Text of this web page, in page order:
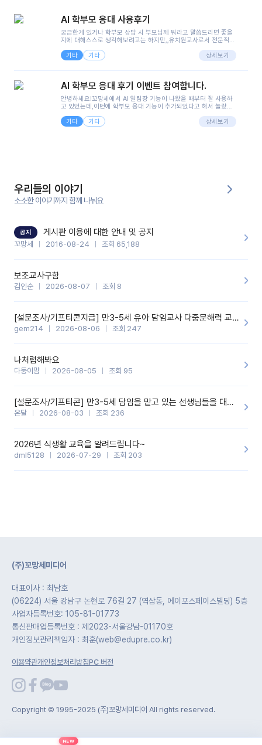
AI 학부모 응대 사용후기
궁금한게 있거나 학부모 상담 시 부모님께 뭐라고 말씀드리면 좋을
지에 대해스스로 생각해보려고는 하지만,,유치원교사로서 전문적인
려니 어려울때가...^^(저만 그런거 아니죠 ㅜㅜ)꼬망봇의 장점은 지
피티나 제미나이는 몇세이고 여자인지 남자인지 등그래도 좀 기본
정보를 제공하면서 물어봐야할 때가 있어그때마다 정보를 입력하는
으셔서 고민이 됐는데ai 학부모 응대를 써볼 수 있어서 좋았어요!앞
면..)그리고 제가 신입 때 이게 있었더라면 ㅜㅜㅜㅜ?응대 팁이 정말
좋은거 같아요지금은 그래도 아이들이 잘 이해 되지만초임 때는 정
말 어려워서 항상다른 선생님들께 도움을 요청했었거든요..ㅠ*일지
쓸 때도 좀 도움이 되는 거 같아요!
기타 기타 상세보기
AI 학부모 응대 후기 이벤트 참여합니다.
안녕하세요!꼬망세에서 AI 알림장 기능이 나왔을 때부터 잘 사용하
고 있었는데,이번에 학부모 응대 기능이 추가되었다고 해서 놀랐습
님 응대에 더 많은 부담을 느끼고 있습니다 ㅠㅠ이번에 제가 원에서
겪은 일과 학부모님께 전달드렸던 내용을 함께 보시고,저와 비슷한
을 많이 하는데,꼬망봇 덕분에 고민하는 시간을 줄이고 학부모님을
안심시킬 수 있었습니다.이 부분은 꼬망봇이 추가로 알려준 응대 tip
입니다.학부모님께 전화를 드리기 전에, 내용을 숙지하여 좀 더 전문
성 있는 교사가 되어 대화를 나눌 수 있었습니다.꼬망세 AI학부모 응
기능을 개발해 주셔서 감사합니다.
기타 기타 상세보기
우리들의 이야기
소소한 이야기까지 함께 나눠요
공지 게시판 이용에 대한 안내 및 공지
꼬망세 2016-08-24 조회 65,188
보조교사구함
김인순 2026-08-07 조회 8
[설문조사/기프티콘지급] 만3-5세 유아 담임교사 다중문해력 교육 증진을 위한 설문조사
gem214 2026-08-06 조회 247
나처럼해봐요
다둥이맘 2026-08-05 조회 95
[설문조사/기프티콘] 만3-5세 담임을 맡고 있는 선생님들을 대상으로 설문조사를 합니다!
온달 2026-08-03 조회 236
2026년 식생활 교육을 알려드립니다~
dml5128 2026-07-29 조회 203
(주)꼬망세미디어
대표이사 : 최남호
(06224) 서울 강남구 논현로 76길 27 (역삼동, 에이포스페이스빌딩) 5층
사업자등록번호: 105-81-01773
통신판매업등록번호 : 제2023-서울강남-01170호
개인정보관리책임자 : 최훈(web@edupre.co.kr)
이용약관개인정보처리방침PC 버전
Copyright © 1995-2025 (주)꼬망세미디어 All rights reserved.
NEW